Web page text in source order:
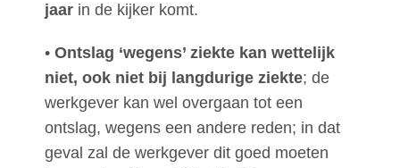
jaar in de kijker komt.
•Ontslag ‘wegens’ ziekte kan wettelijk
niet, ook niet bij langdurige ziekte; de
werkgever kan wel overgaan tot een
ontslag, wegens een andere reden; in dat
geval zal de werkgever dit goed moeten